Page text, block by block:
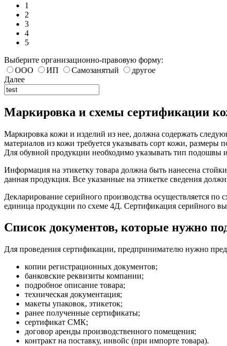
1
2
3
4
5
Выберите организационно-правовую форму:
ООО
ИП Самозанятый
другое
Далее
Маркировка и схемы сертификации
Маркировка кожи и изделий из нее, должна содержать
материалов из кожи требуется указывать сорт кожи, размеры
Для обувной продукции необходимо указывать тип подошвы
Информация на этикетку товара должна быть нанесена
данная продукция. Все указанные на этикетке сведения
Декларирование серийного производства осуществляется
единица продукции по схеме 4Д. Сертификация серийного
Список документов, которые нужно
Для проведения сертификации, предпринимателю нужно
копии регистрационных документов;
банковские реквизиты компании;
подробное описание товара;
техническая документация;
макеты упаковок, этикеток;
ранее полученные сертификаты;
сертификат СМК;
договор аренды производственного помещения;
контракт на поставку, инвойс (при импорте товара).